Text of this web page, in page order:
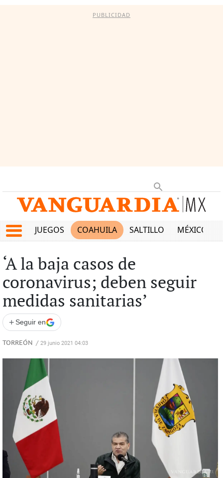
PUBLICIDAD
JUEGOS COAHUILA SALTILLO MÉXICO
‘A la baja casos de
coronavirus; deben seguir
medidas sanitarias’
+ Seguir en
TORREÓN / 29 junio 2021 04:03